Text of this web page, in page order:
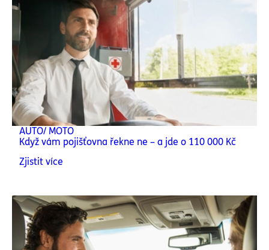
AUTO/ MOTO
Když vám pojišťovna řekne ne – a jde o 110 000 Kč
Zjistit více